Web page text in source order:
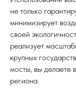
не только
минимизирует
своей
реализует
крупных
мосты, вы делаете
региона.